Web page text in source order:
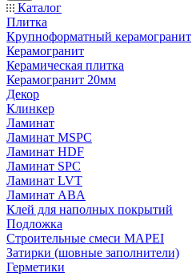
Каталог
Плитка
Крупноформатный керамогранит
Керамогранит
Керамическая плитка
Керамогранит 20мм
Декор
Клинкер
Ламинат
Ламинат MSPC
Ламинат HDF
Ламинат SPC
Ламинат LVT
Ламинат ABA
Клей для наполных покрытий
Подложка
Строительные смеси MAPEI
Затирки (шовные заполнители)
Герметики